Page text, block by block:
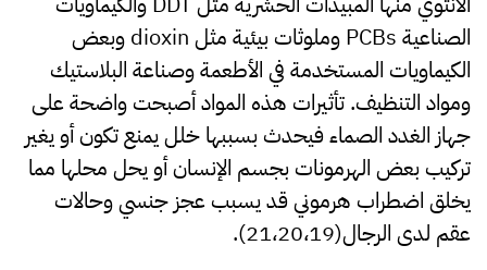
الصناعية PCBs وملوثات بيئية مثل dioxin وبعض
الكيماويات المستخدمة في الأطعمة وصناعة البلاستيك
ومواد التنظيف. تأثيرات هذه المواد أصبحت واضحة على
جهاز الغدد الصماء فيحدث بسببها خلل يمنع تكون أو يغير
تركيب بعض الهرمونات بجسم الإنسان أو يحل محلها مما
يخلق اضطراب هرموني قد يسبب عجز جنسي وحالات
عقم لدى الرجال(21،20،19).